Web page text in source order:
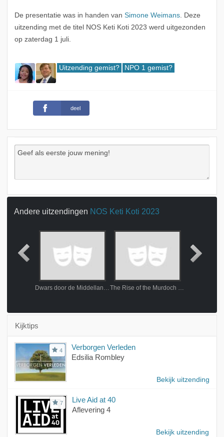
De presentatie was in handen van Simone Weimans. Deze
uitzending met de titel NOS Keti Koti 2023 werd uitgezonden
op zaterdag 1 juli.
Uitzending gemist? NPO 1 gemist?
deel
Andere uitzendingen NOS Keti Koti 2023
Dwars door de Middellandse Zee The Rise of the Murdoch Dynasty
Kijktips
4
Verborgen Verleden
Edsilia Rombley
Bekijk uitzending
7
Live Aid at 40
Aflevering 4
Bekijk uitzending